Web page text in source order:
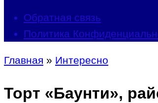
Обратная связь
Политика
Главная » Интересно
Торт «Баунти»,